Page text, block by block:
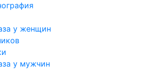
у женщин
у мужчин